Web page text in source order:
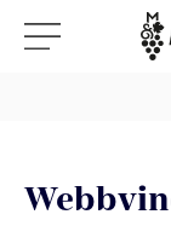
Klicka för meny